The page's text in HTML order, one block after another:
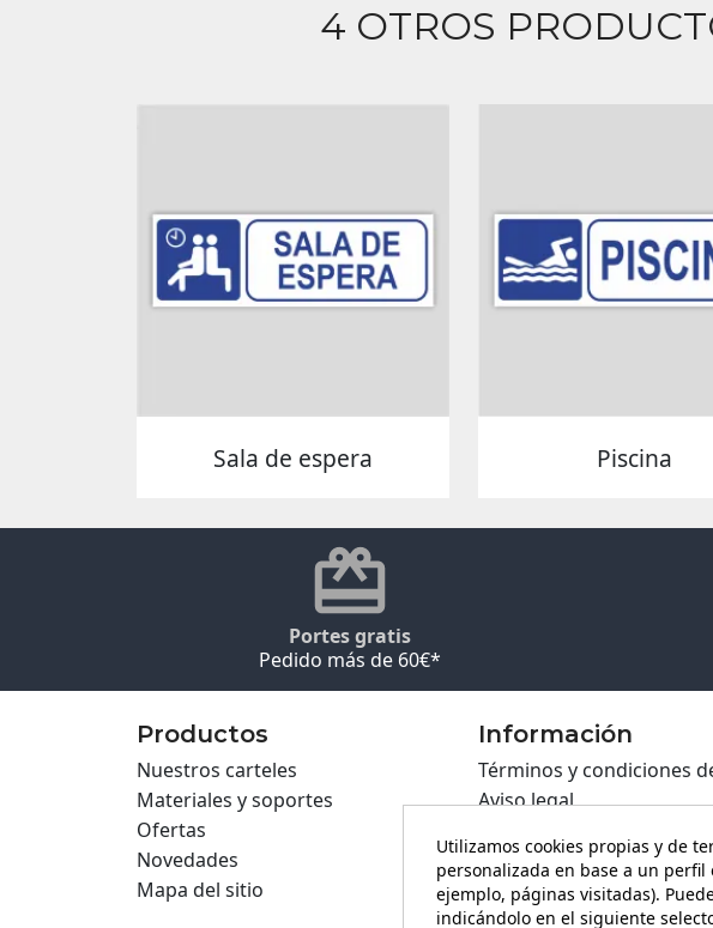
4 OTROS
Sala de espera Piscina
Portes gratis
Pedido más de 60€*
Productos
Nuestros carteles
Materiales y soportes
Ofertas
Novedades
Mapa del sitio
Información
Términos y condiciones
Aviso legal
Política de privacidad
Carteling PRO
Formulario de contacto
Utilizamos cookies propias y de
personalizada en base a un
ejemplo, páginas visitadas).
indicándolo en el siguiente